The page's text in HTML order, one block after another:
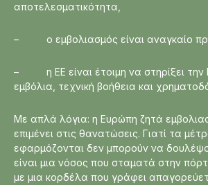
αποτελεσματικότητα,
– ο εμβολιασμός είναι αναγκαίο
– η ΕΕ είναι έτοιμη να στηρίξει την
εμβόλια, τεχνική βοήθεια και
Με απλά λόγια: η Ευρώπη ζητά
επιμένει στις θανατώσεις. Γιατί τα
εφαρμόζονται δεν μπορούν να
είναι μια νόσος που σταματά στην
με μια κορδέλα που γράφει